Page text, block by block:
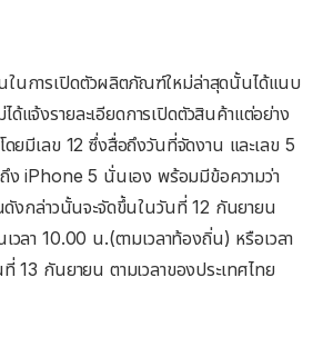
ในการเปิดตัวผลิตภัณฑ์ใหม่ล่าสุดนั้นได้แนบ
แจ้งรายละเอียดการเปิดตัวสินค้าแต่อย่าง
ยมีเลข 12 ซึ่งสื่อถึงวันที่จัดงาน และเลข 5
ถึง iPhone 5 นั่นเอง พร้อมมีข้อความว่า
งกล่าวนั้นจะจัดขึ้นในวันที่ 12 กันยายน
วลา 10.00 น.(ตามเวลาท้องถิ่น) หรือเวลา
13 กันยายน ตามเวลาของประเทศไทย